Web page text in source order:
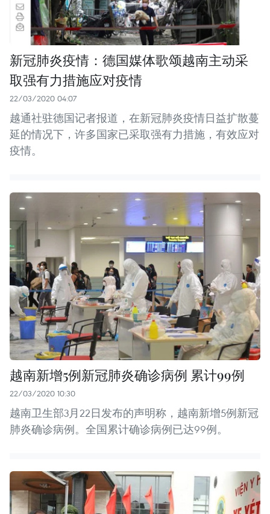
新冠肺炎疫情：德国媒体歌颂越南主动采
取强有力措施应对疫情
22/03/2020 04:07
越通社驻德国记者报道，在新冠肺炎疫情日益扩散蔓
延的情况下，许多国家已采取强有力措施，有效应对
疫情。
越南新增5例新冠肺炎确诊病例 累计99例
22/03/2020 10:30
越南卫生部3月22日发布的声明称，越南新增5例新冠
肺炎确诊病例。全国累计确诊病例已达99例。